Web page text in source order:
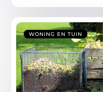
WONING EN TUIN